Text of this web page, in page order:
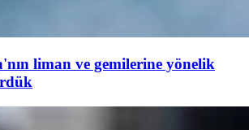
liman ve gemilerine yönelik